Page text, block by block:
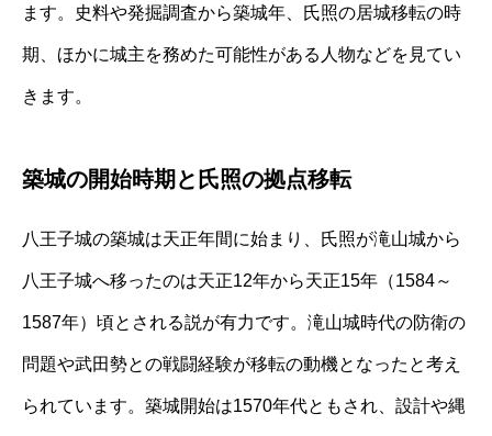
ます。史料や発掘調査から築城年、氏照の居城移転の時
期、ほかに城主を務めた可能性がある人物などを見てい
きます。
築城の開始時期と氏照の拠点移転
八王子城の築城は天正年間に始まり、氏照が滝山城から
八王子城へ移ったのは天正12年から天正15年（1584～
1587年）頃とされる説が有力です。滝山城時代の防衛の
問題や武田勢との戦闘経験が移転の動機となったと考え
られています。築城開始は1570年代ともされ、設計や縄